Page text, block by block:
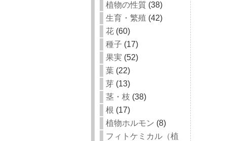
植物の性質 (38)
生育・繁殖 (42)
花 (60)
種子 (17)
果実 (52)
葉 (22)
芽 (13)
茎・枝 (38)
根 (17)
植物ホルモン (8)
フィトケミカル（植